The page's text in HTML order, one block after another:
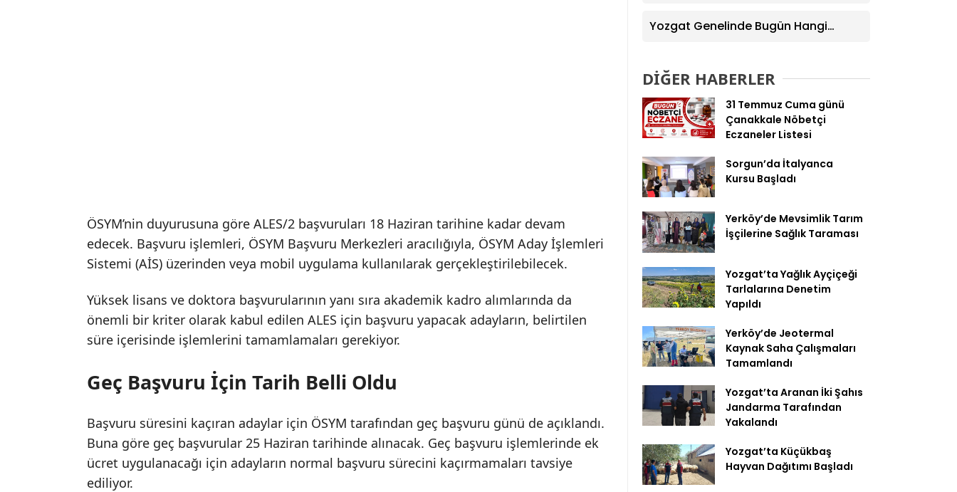
ÖSYM’nin duyurusuna göre ALES/2 başvuruları 18 Haziran tarihine kadar devam
edecek. Başvuru işlemleri, ÖSYM Başvuru Merkezleri aracılığıyla, ÖSYM Aday İşlemleri
Sistemi (AİS) üzerinden veya mobil uygulama kullanılarak gerçekleştirilebilecek.
Yüksek lisans ve doktora başvurularının yanı sıra akademik kadro alımlarında da
önemli bir kriter olarak kabul edilen ALES için başvuru yapacak adayların, belirtilen
süre içerisinde işlemlerini tamamlamaları gerekiyor.
Geç Başvuru İçin Tarih Belli Oldu
Başvuru süresini kaçıran adaylar için ÖSYM tarafından geç başvuru günü de açıklandı.
Buna göre geç başvurular 25 Haziran tarihinde alınacak. Geç başvuru işlemlerinde ek
ücret uygulanacağı için adayların normal başvuru sürecini kaçırmamaları tavsiye
ediliyor.
Yozgat Genelinde Bugün Hangi
DİĞER HABERLER
31 Temmuz Cuma günü
Çanakkale Nöbetçi
Eczaneler Listesi
Sorgun’da İtalyanca
Kursu Başladı
Yerköy’de Mevsimlik Tarım
İşçilerine Sağlık Taraması
Yozgat’ta Yağlık Ayçiçeği
Tarlalarına Denetim
Yapıldı
Yerköy’de Jeotermal
Kaynak Saha Çalışmaları
Tamamlandı
Yozgat’ta Aranan İki Şahıs
Jandarma Tarafından
Yakalandı
Yozgat’ta Küçükbaş
Hayvan Dağıtımı Başladı